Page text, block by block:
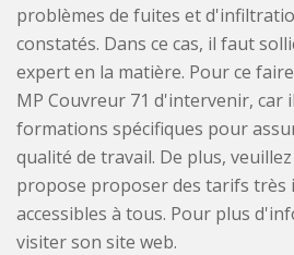
problèmes de fuites et
constatés. Dans ce cas, il faut
expert en la matière. Pour ce
MP Couvreur 71 d'intervenir, car
formations spécifiques pour
qualité de travail. De plus,
propose proposer des tarifs très
accessibles à tous. Pour plus
visiter son site web.